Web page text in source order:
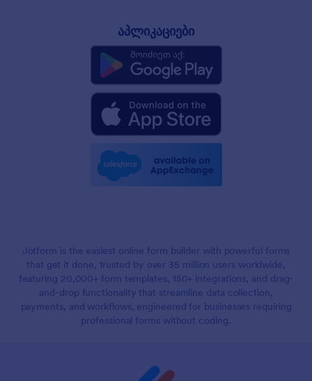
აპლიკაციები
Jotform is the easiest online form builder with powerful forms
that get it done, trusted by over 35 million users worldwide,
featuring 20,000+ form templates, 150+ integrations, and drag-
and-drop functionality that streamline data collection,
payments, and workflows, engineered for businesses requiring
professional forms without coding.